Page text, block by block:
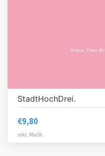
StadtHochDrei.
€9,80
inkl. MwSt.